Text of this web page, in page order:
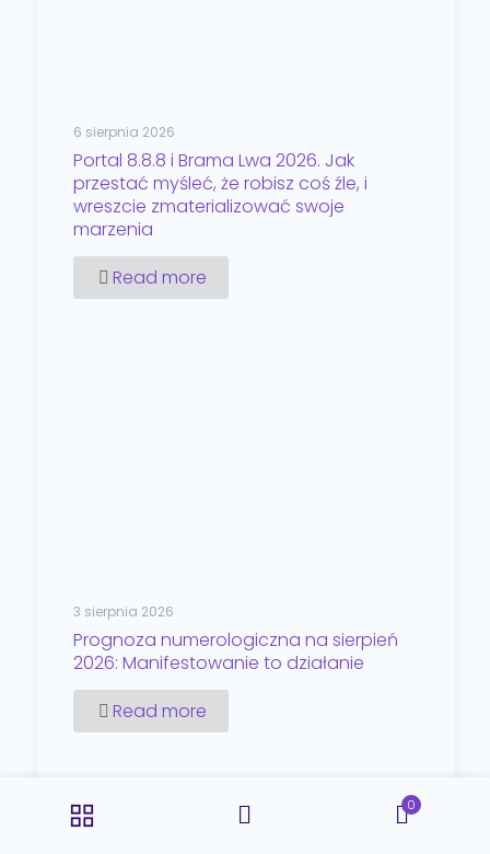
6 sierpnia 2026
Portal 8.8.8 i Brama Lwa 2026. Jak
przestać myśleć, że robisz coś źle, i
wreszcie zmaterializować swoje
marzenia
Read more
3 sierpnia 2026
Prognoza numerologiczna na sierpień
2026: Manifestowanie to działanie
Read more
0